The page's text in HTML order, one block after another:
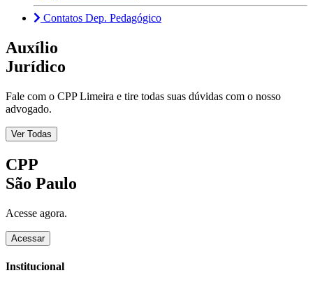
Contatos Dep. Pedagógico
Auxílio
Jurídico
Fale com o CPP Limeira e tire todas suas dúvidas com o nosso
advogado.
Ver Todas
CPP
São Paulo
Acesse agora.
Acessar
Institucional